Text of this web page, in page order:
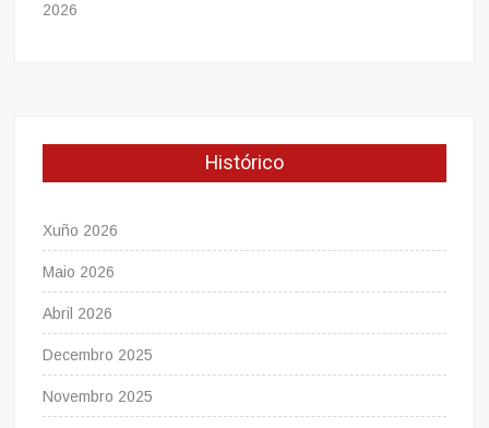
2026
Histórico
Xuño 2026
Maio 2026
Abril 2026
Decembro 2025
Novembro 2025